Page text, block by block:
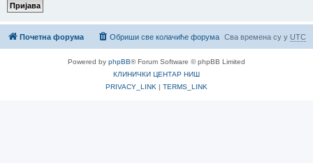
Почетна форума Сва времена су у UTC
Обриши све колачиће форума
Powered by phpBB® Forum Software © phpBB Limited
КЛИНИЧКИ ЦЕНТАР НИШ
PRIVACY_LINK | TERMS_LINK